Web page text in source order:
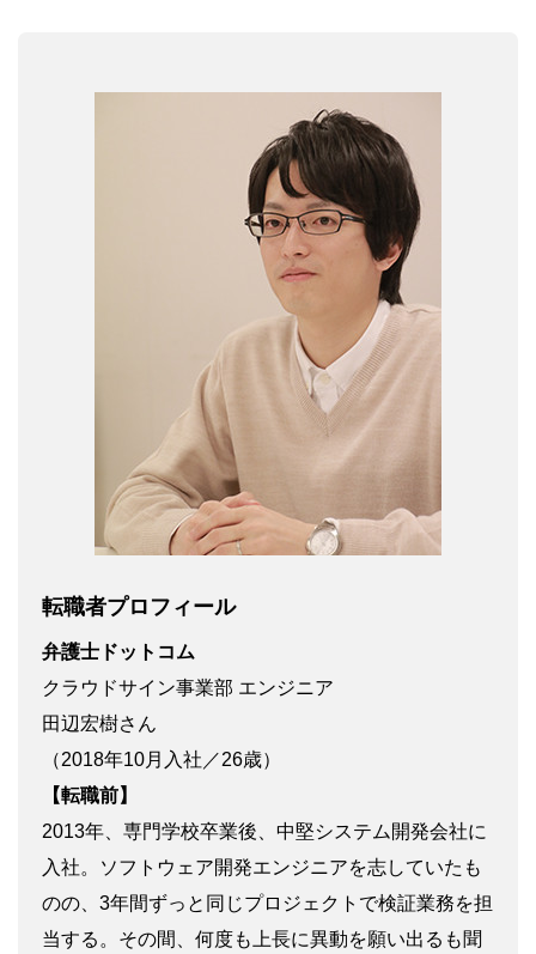
転職者プロフィール
弁護士ドットコム
クラウドサイン事業部 エンジニア
田辺宏樹さん
（2018年10月入社／26歳）
【転職前】
2013年、専門学校卒業後、中堅システム開発会社に
入社。ソフトウェア開発エンジニアを志していたも
のの、3年間ずっと同じプロジェクトで検証業務を担
当する。その間、何度も上長に異動を願い出るも聞